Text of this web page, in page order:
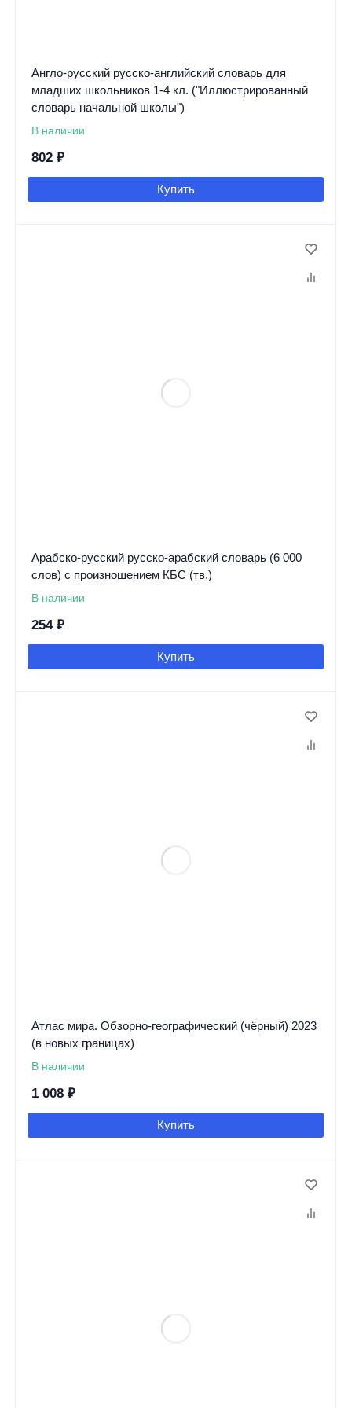
Англо-русский русско-английский словарь для
младших школьников 1-4 кл. ("Иллюстрированный
словарь начальной школы")
В наличии
802 ₽
Купить
Арабско-русский русско-арабский словарь (6 000
слов) с произношением КБС (тв.)
В наличии
254 ₽
Купить
Атлас мира. Обзорно-географический (чёрный) 2023
(в новых границах)
В наличии
1 008 ₽
Купить